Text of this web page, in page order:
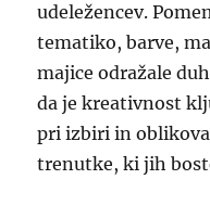
udeležencev.
tematiko, barve,
majice odražale
da je kreativnost
pri izbiri in
trenutke, ki jih